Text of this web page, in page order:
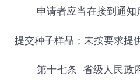
申请者应当在接到通
提交种子样品；未按要求提
第十七条 省级人民政